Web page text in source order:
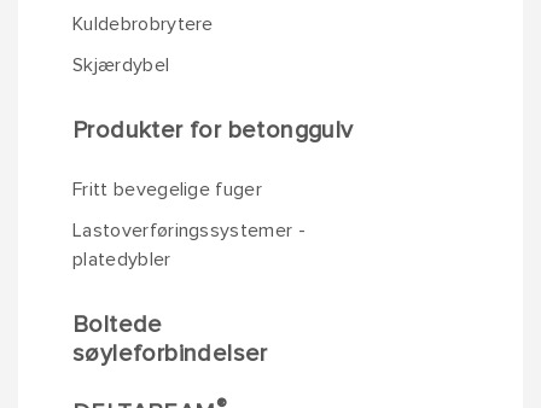
Kuldebrobrytere
Skjærdybel
Produkter for betonggulv
Fritt bevegelige fuger
Lastoverføringssystemer -
platedybler
Boltede
søyleforbindelser